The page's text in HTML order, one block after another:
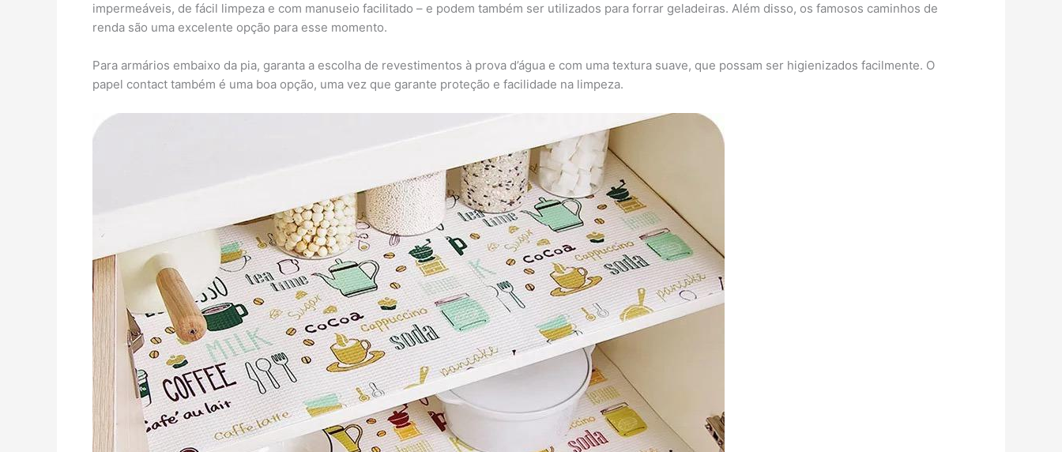
impermeáveis, de fácil limpeza e com manuseio facilitado – e podem também ser utilizados para forrar geladeiras. Além disso, os famosos caminhos de
renda são uma excelente opção para esse momento.
Para armários embaixo da pia, garanta a escolha de revestimentos à prova d’água e com uma textura suave, que possam ser higienizados facilmente. O
papel contact também é uma boa opção, uma vez que garante proteção e facilidade na limpeza.